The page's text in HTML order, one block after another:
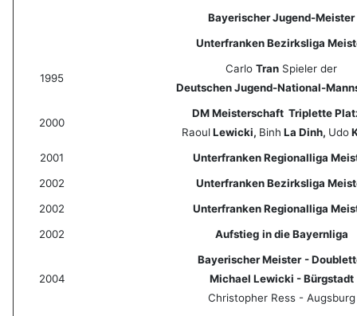
Bayerischer Jugend-Meister
Unterfranken Bezirksliga
1995
Carlo Tran Spieler der
Deutschen Jugend-National-
2000
DM Meisterschaft Triplette
RaoulLewicki, Binh La Dinh, Udo
2001
Unterfranken Regionalliga
2002
Unterfranken Bezirksliga
2002
Unterfranken Regionalliga
2002
Aufstieg in die Bayernliga
2004
Bayerischer Meister -
Michael Lewicki - Bürgstadt
Christopher Ress - Augsburg